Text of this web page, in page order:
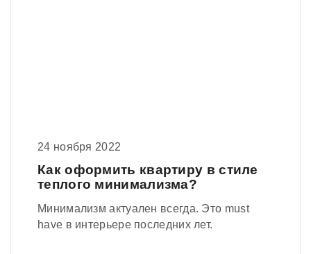
24 ноября 2022
Как оформить квартиру в стиле
теплого минимализма?
Минимализм актуален всегда. Это must
have в интерьере последних лет.